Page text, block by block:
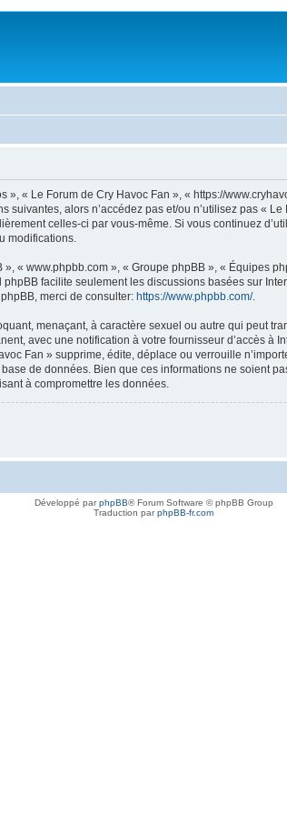
« Le Forum de Cry Havoc Fan », « https://
alors n’accédez pas et/ou n’utilisez pas «
celles-ci par vous-même. Si vous continuez
modifications.
« www.phpbb.com », « Groupe phpBB », « Équipes
phpBB facilite seulement les discussions basées sur
merci de consulter: https://www.phpbb.com/.
menaçant, à caractère sexuel ou autre qui peut
avec une notification à votre fournisseur d’accès à
Fan » supprime, édite, déplace ou verrouille
de données. Bien que ces informations ne soient
à compromettre les données.
Développé parphpBB® Forum Software © phpBB Group
Traduction parphpBB-fr.com